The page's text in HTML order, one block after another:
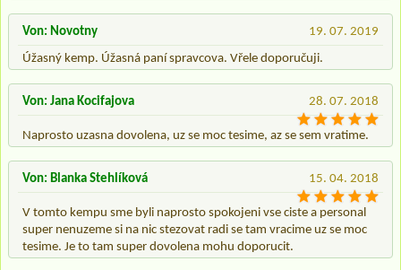
19. 07. 2019
Von: Novotny
Úžasný kemp. Úžasná paní spravcova. Vřele doporučuji.
28. 07. 2018
Von: Jana Kocifajova
Naprosto uzasna dovolena, uz se moc tesime, az se sem vratime.
15. 04. 2018
Von: Blanka Stehlíková
V tomto kempu sme byli naprosto spokojeni vse ciste a personal
super nenuzeme si na nic stezovat radi se tam vracime uz se moc
tesime. Je to tam super dovolena mohu doporucit.